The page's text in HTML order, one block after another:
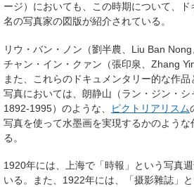
ージ）においても、この時期について、
名の写真家の図版が紹介されている。
リウ・バン・ノン（劉半農、Liu Ban Nong
チャン・イン・クァン（張印泉、Zhang
また、これらのドキュメンタリー的な作
写真においては、朗静山（ラン・ジン・シ
1892-1995）のような、
ピクトリアリスム
写真を使って水墨画を実現するかのよう
る。
1920年には、上海で「時報」という写真
いる。また、1922年には、「摄影雜誌」